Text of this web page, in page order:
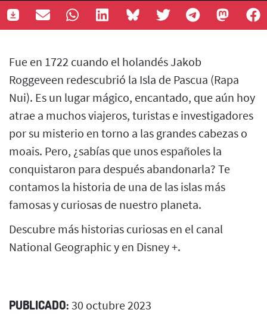
Fue en 1722 cuando el holandés Jakob
Roggeveen redescubrió la Isla de Pascua (Rapa
Nui). Es un lugar mágico, encantado, que aún hoy
atrae a muchos viajeros, turistas e investigadores
por su misterio en torno a las grandes cabezas o
moais. Pero, ¿sabías que unos españoles la
conquistaron para después abandonarla? Te
contamos la historia de una de las islas más
famosas y curiosas de nuestro planeta.
Descubre más historias curiosas en el canal
National Geographic y en Disney +.
PUBLICADO: 30 octubre 2023